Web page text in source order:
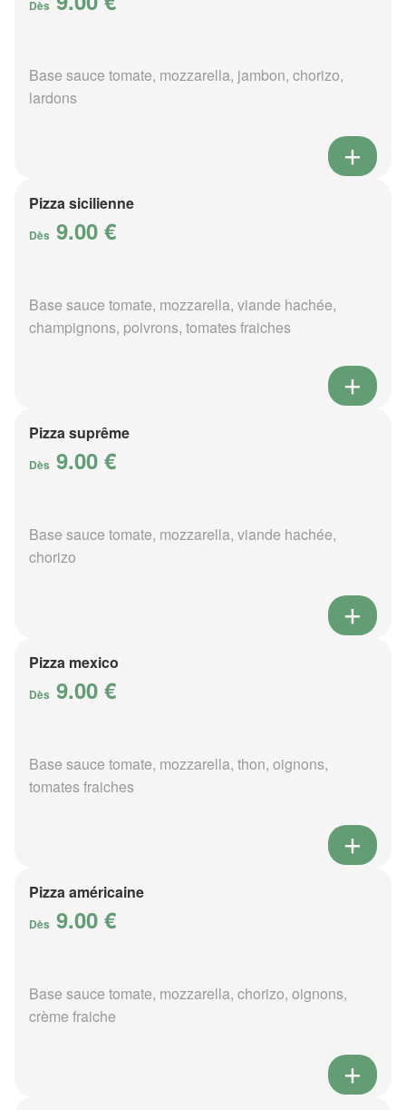
Dès
Base sauce tomate, mozzarella, jambon, chorizo,
lardons
Pizza sicilienne
Dès 9.00 €
Base sauce tomate, mozzarella, viande hachée,
champignons, poivrons, tomates fraiches
Pizza suprême
Dès 9.00 €
Base sauce tomate, mozzarella, viande hachée,
chorizo
Pizza mexico
Dès 9.00 €
Base sauce tomate, mozzarella, thon, oignons,
tomates fraiches
Pizza américaine
Dès 9.00 €
Base sauce tomate, mozzarella, chorizo, oignons,
crème fraiche